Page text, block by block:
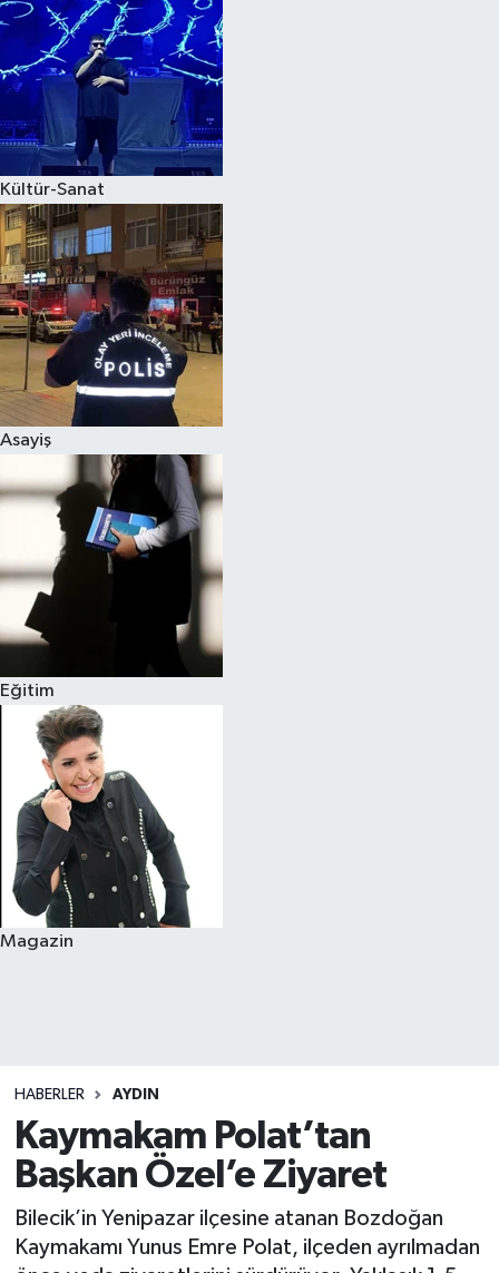
Kültür-Sanat
Asayiş
Eğitim
Magazin
HABERLER AYDIN
Kaymakam Polat’tan
Başkan Özel’e Ziyaret
Bilecik’in Yenipazar ilçesine atanan Bozdoğan
Kaymakamı Yunus Emre Polat, ilçeden ayrılmadan